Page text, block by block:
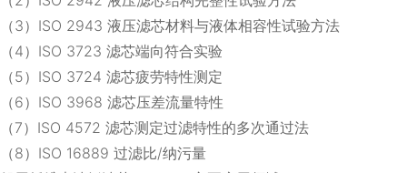
（3）ISO 2943 液压滤芯材料与液体相容性试验方法
（4）ISO 3723 滤芯端向符合实验
（5）ISO 3724 滤芯疲劳特性测定
（6）ISO 3968 滤芯压差流量特性
（7）ISO 4572 滤芯测定过滤特性的多次通过法
（8）ISO 16889 过滤比/纳污量